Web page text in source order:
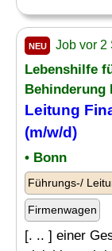
NEU Job vor 2
Lebenshilfe
Behinderung
Leitung
(m/w/d)
• Bonn
Führungs-/
Firmenwagen
[. .. ] einer